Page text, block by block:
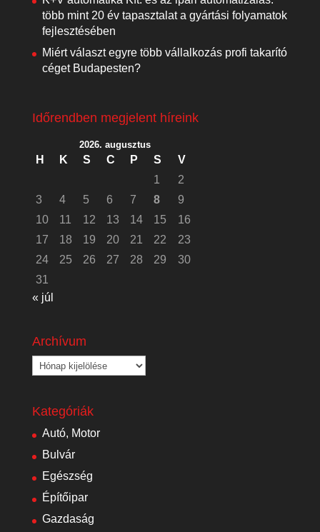
több mint 20 év tapasztalat a gyártási folyamatok
fejlesztésében
Miért választ egyre több vállalkozás profi takarító
céget Budapesten?
Időrendben megjelent híreink
2026. augusztus
H K S C P S
V
1
2
3
4 5 6 7 8
9
10
11 12 13 14 15
16
17
18 19 20 21 22
23
24
25 26 27 28 29
30
31
« júl
Archívum
Archívum
Kategóriák
Autó, Motor
Bulvár
Egészség
Építőipar
Gazdaság